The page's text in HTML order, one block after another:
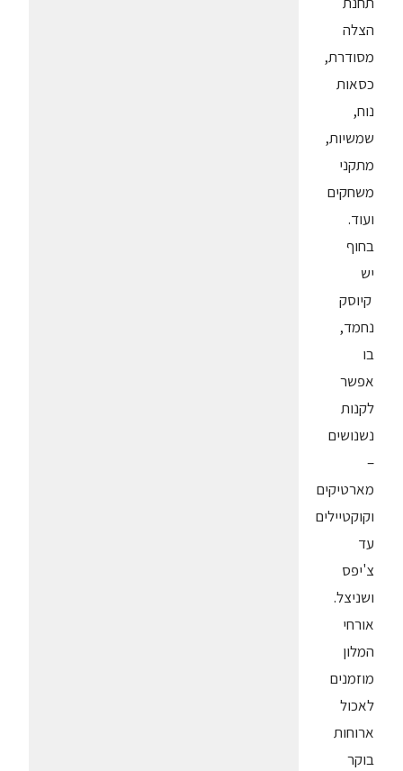
הצלה
מסודרת,
כסאות
נוח,
שמשיות,
מתקני
משחקים
ועוד.
בחוף
יש
קיוסק
נחמד,
בו
אפשר
לקנות
נשנושים
–
מארטיקים
וקוקטיילים
עד
צ'יפס
ושניצל.
אורחי
המלון
מוזמנים
לאכול
ארוחות
בוקר